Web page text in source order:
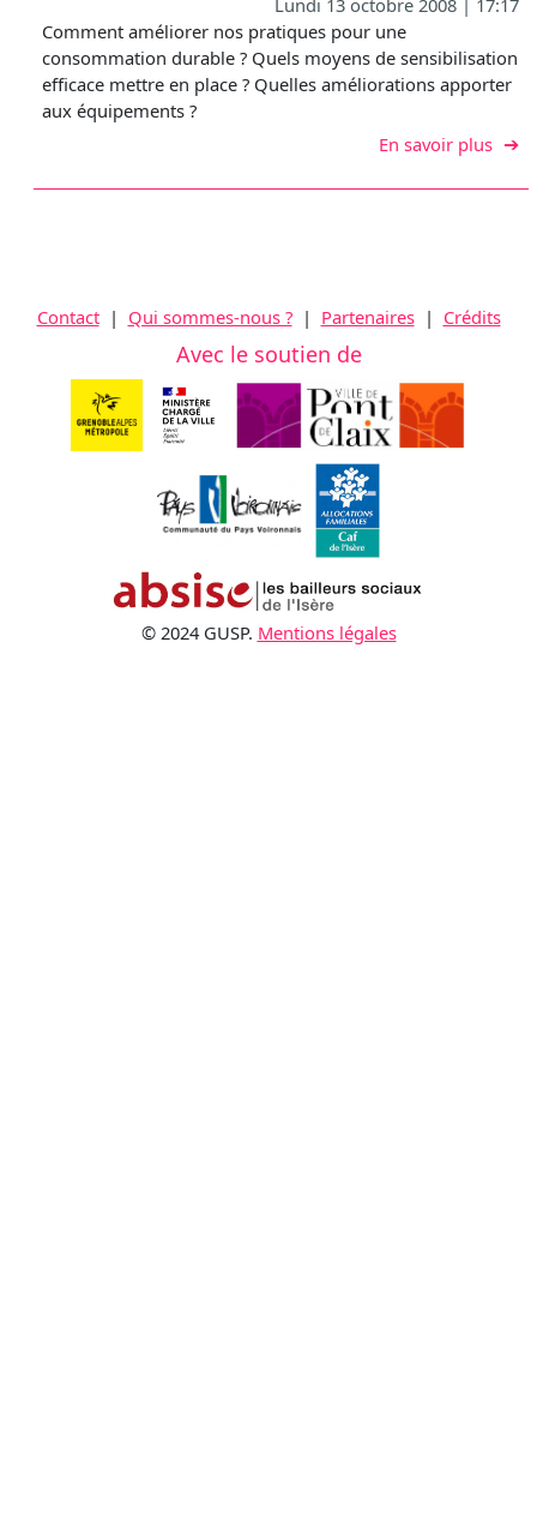
Lundi 13 octobre 2008 | 17:17
Comment améliorer nos pratiques pour une
consommation durable ? Quels moyens de sensibilisation
efficace mettre en place ? Quelles améliorations apporter
aux équipements ?
En savoir plussur
Contact| Qui sommes-nous ?| Partenaires| Crédits
Avec le soutien de
© 2024 GUSP. Mentions légales